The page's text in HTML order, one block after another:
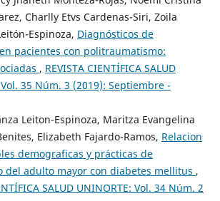
Charlly Etvs Cardenas-Siri, Zoila
Espinoza, Diagnósticos de
pacientes con politraumatismo:
, REVISTA CIENTÍFICA SALUD
35 Núm. 3 (2019): Septiembre -
Leiton-Espinoza, Maritza Evangelina
Elizabeth Fajardo-Ramos, Relacion
demograficas y prácticas de
del adulto mayor con diabetes mellitus ,
SALUD UNINORTE: Vol. 34 Núm. 2